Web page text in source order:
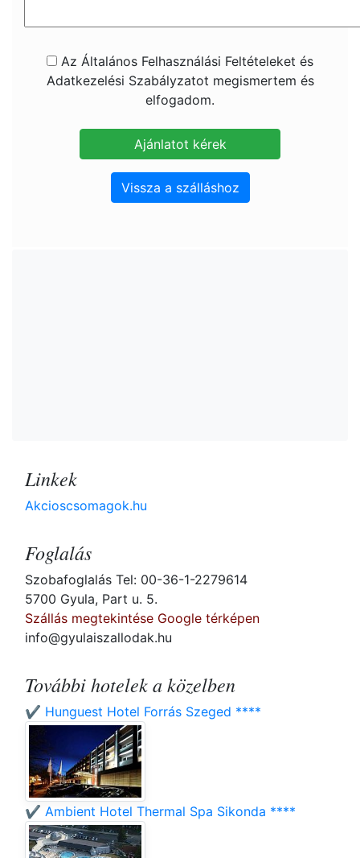
Az Általános Felhasználási Feltételeket és
Adatkezelési Szabályzatot megismertem és
elfogadom.
Vissza a szálláshoz
Linkek
Akcioscsomagok.hu
Foglalás
Szobafoglalás Tel: 00-36-1-2279614
5700 Gyula, Part u. 5.
Szállás megtekintése Google térképen
info@gyulaiszallodak.hu
További hotelek a közelben
✔️ Hunguest Hotel Forrás Szeged ****
✔️ Ambient Hotel Thermal Spa Sikonda ****